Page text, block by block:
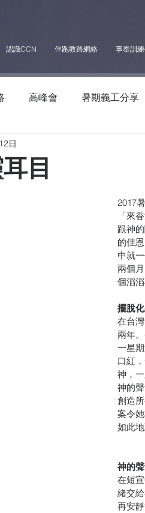
認識CCN 伴跑教路網絡 事奉訓
高峰會 暑期義工分享
目
日
2017
「來
跟神
的佳
中就
兩個
個滔
擺脫
在台
兩年
一星
口紅
神，
神的
創造
案令
如此地
神的
在短
緒交
再安